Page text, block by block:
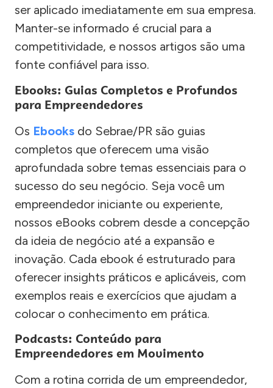
ser aplicado imediatamente em sua empresa.
Manter-se informado é crucial para a
competitividade, e nossos artigos são uma
fonte confiável para isso.
Ebooks: Guias Completos e Profundos
para Empreendedores
Os Ebooks do Sebrae/PR são guias
completos que oferecem uma visão
aprofundada sobre temas essenciais para o
sucesso do seu negócio. Seja você um
empreendedor iniciante ou experiente,
nossos eBooks cobrem desde a concepção
da ideia de negócio até a expansão e
inovação. Cada ebook é estruturado para
oferecer insights práticos e aplicáveis, com
exemplos reais e exercícios que ajudam a
colocar o conhecimento em prática.
Podcasts: Conteúdo para
Empreendedores em Movimento
Com a rotina corrida de um empreendedor,